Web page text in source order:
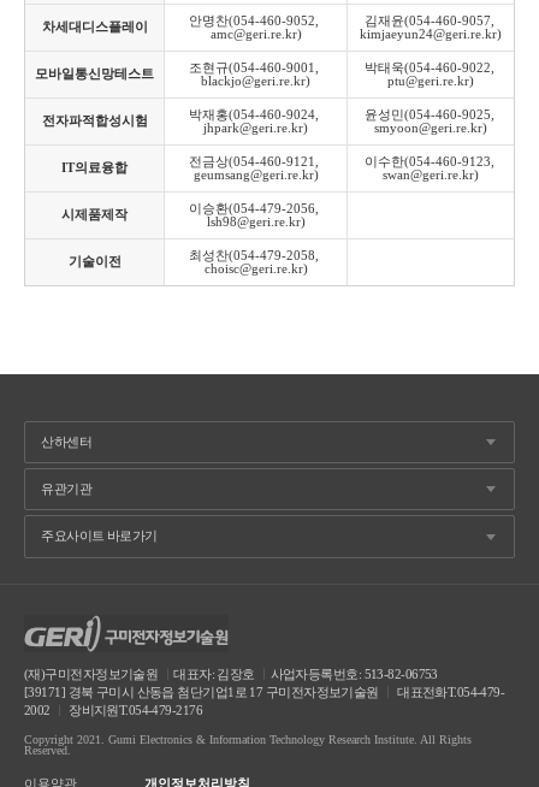
차세대디스플레이
안명찬(054-460-9052,
amc@geri.re.kr)
김재윤(054-460-9057,
kimjaeyun24@geri.re.kr)
모바일통신망테스트
조현규(054-460-9001,
blackjo@geri.re.kr)
박태욱(054-460-9022,
ptu@geri.re.kr)
전자파적합성시험
박재홍(054-460-9024,
jhpark@geri.re.kr)
윤성민(054-460-9025,
smyoon@geri.re.kr)
IT의료융합
전금상(054-460-9121,
geumsang@geri.re.kr)
이수한(054-460-9123,
swan@geri.re.kr)
시제품제작
이승환(054-479-2056,
lsh98@geri.re.kr)
기술이전
최성찬(054-479-2058,
choisc@geri.re.kr)
(재)구미전자정보기술원 ㅣ대표자: 김장호
사업자등록번호: 513-82-06753
[39171] 경북 구미시 산동읍 첨단기업1로 17 구미전자정보기술원
대표전화T.054-479-
2002
장비지원T.054-479-2176
Copyright 2021. Gumi Electronics & Information Technology Research Institute. All Rights
Reserved.
이용약관 개인정보처리방침